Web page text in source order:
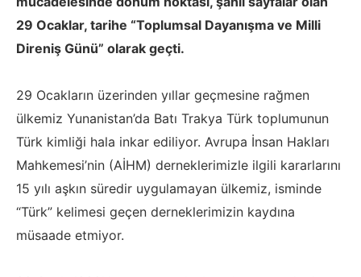
29 Ocaklar, tarihe “Toplumsal Dayanışma ve Milli
Direniş Günü” olarak geçti.
29 Ocakların üzerinden yıllar geçmesine rağmen
ülkemiz Yunanistan’da Batı Trakya Türk toplumunun
Türk kimliği hala inkar ediliyor. Avrupa İnsan Hakları
Mahkemesi’nin (AİHM) derneklerimizle ilgili kararlarını
15 yılı aşkın süredir uygulamayan ülkemiz, isminde
“Türk” kelimesi geçen derneklerimizin kaydına
müsaade etmiyor.